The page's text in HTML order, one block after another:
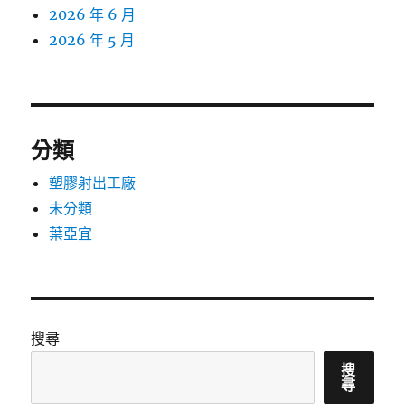
2026 年 6 月
2026 年 5 月
分類
塑膠射出工廠
未分類
葉亞宜
搜尋
搜
尋